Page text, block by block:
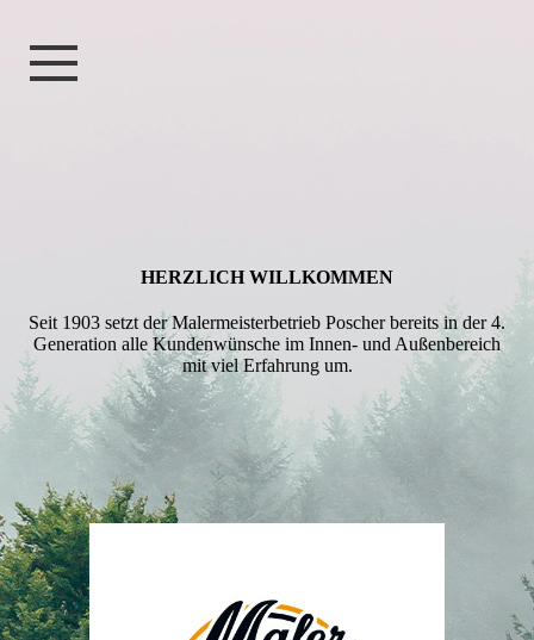
HERZLICH WILL­KOMMEN
Seit 1903 setzt der Malermeisterbetrieb Poscher bereits in der 4.
Generation alle Kundenwünsche im Innen- und Außenbereich
mit viel Erfahrung um.